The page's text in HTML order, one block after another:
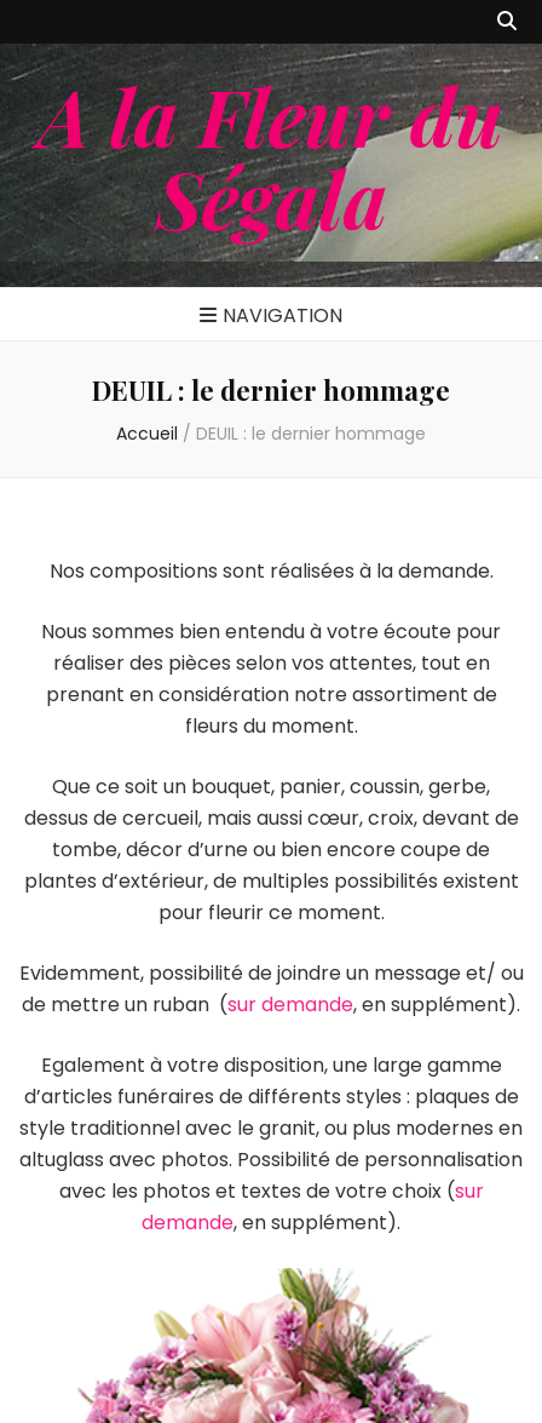
A la Fleur du
Ségala
NAVIGATION
DEUIL : le dernier hommage
Accueil / DEUIL : le dernier hommage
Nos compositions sont réalisées à la demande.
Nous sommes bien entendu à votre écoute pour
réaliser des pièces selon vos attentes, tout en
prenant en considération notre assortiment de
fleurs du moment.
Que ce soit un bouquet, panier, coussin, gerbe,
dessus de cercueil, mais aussi cœur, croix, devant de
tombe, décor d’urne ou bien encore coupe de
plantes d’extérieur, de multiples possibilités existent
pour fleurir ce moment.
Evidemment, possibilité de joindre un message et/ ou
de mettre un ruban (sur demande, en supplément).
Egalement à votre disposition, une large gamme
d’articles funéraires de différents styles : plaques de
style traditionnel avec le granit, ou plus modernes en
altuglass avec photos. Possibilité de personnalisation
avec les photos et textes de votre choix (sur
demande, en supplément).